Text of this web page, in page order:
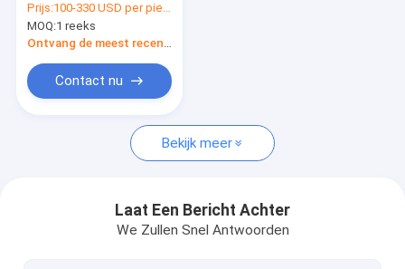
van de
Vrachtwagenradiator
Prijs:100-330 USD per piece
MOQ:1 reeks
Ontvang de meest recente Prijs
Contact nu
Bekijk meer
Laat Een Bericht Achter
We Zullen Snel Antwoorden